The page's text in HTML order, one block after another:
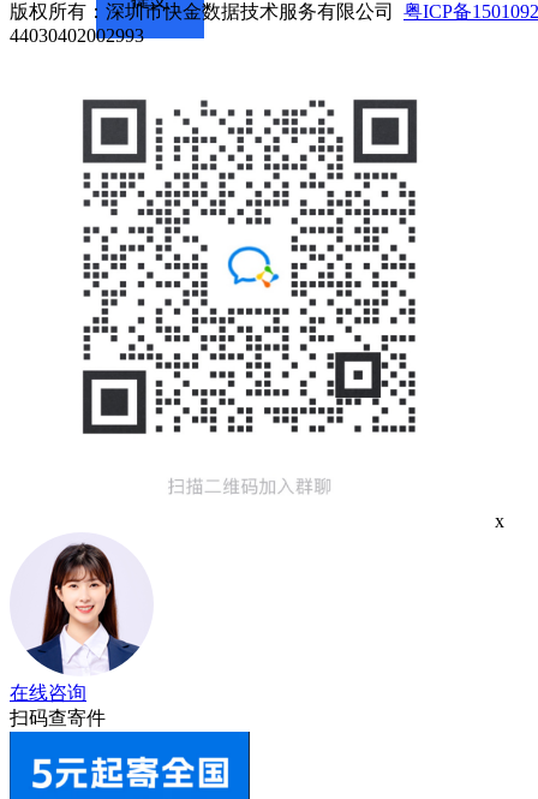
版权所有：深圳市快金数据技术服务有限公司 粤ICP备
44030402002993
x
在线咨询
扫码查寄件